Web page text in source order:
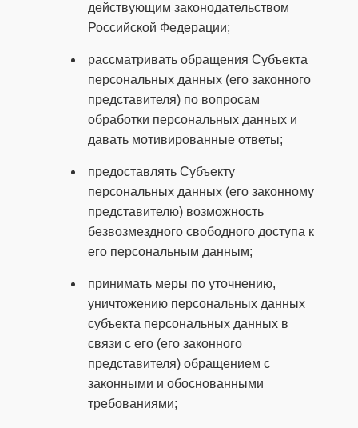
действующим законодательством
Российской Федерации;
рассматривать обращения Субъекта
персональных данных (его законного
представителя) по вопросам
обработки персональных данных и
давать мотивированные ответы;
предоставлять Субъекту
персональных данных (его законному
представителю) возможность
безвозмездного свободного доступа к
его персональным данным;
принимать меры по уточнению,
уничтожению персональных данных
субъекта персональных данных в
связи с его (его законного
представителя) обращением с
законными и обоснованными
требованиями;